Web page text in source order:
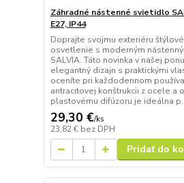
Záhradné nástenné svietidlo
E27, IP44
Doprajte svojmu exteriéru
osvetlenie s moderným
SALVIA. Táto novinka v našej
elegantný dizajn s praktickými
oceníte pri každodennom
antracitovej konštrukcii z ocele a
plastovému difúzoru je ideálna
29,30 €/ks
23,82 € bez DPH
Pridať do